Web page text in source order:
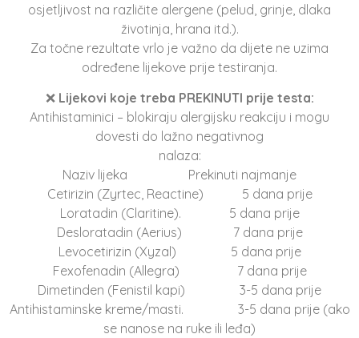
osjetljivost na različite alergene (pelud, grinje, dlaka
životinja, hrana itd.).
Za točne rezultate vrlo je važno da dijete ne uzima
određene lijekove prije testiranja.
❌ Lijekovi koje treba PREKINUTI prije testa:
Antihistaminici – blokiraju alergijsku reakciju i mogu
dovesti do lažno negativnog
nalaza:
Naziv lijeka Prekinuti najmanje
Cetirizin (Zyrtec, Reactine) 5 dana prije
Loratadin (Claritine). 5 dana prije
Desloratadin (Aerius) 7 dana prije
Levocetirizin (Xyzal) 5 dana prije
Fexofenadin (Allegra) 7 dana prije
Dimetinden (Fenistil kapi) 3-5 dana prije
Antihistaminske kreme/masti. 3-5 dana prije (ako
se nanose na ruke ili leđa)